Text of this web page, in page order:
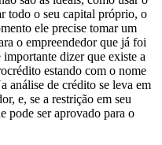
todo o seu capital próprio, o
ele precise tomar um
o empreendedor que já foi
dizer que existe a
estando com o nome
análise de crédito se leva em
e, se a restrição em seu
pode ser aprovado para o